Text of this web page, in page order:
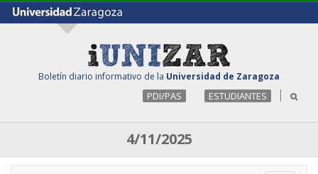
Boletín diario informativo de la Universidad de Zaragoza
PDI/PAS ESTUDIANTES
4/11/2025